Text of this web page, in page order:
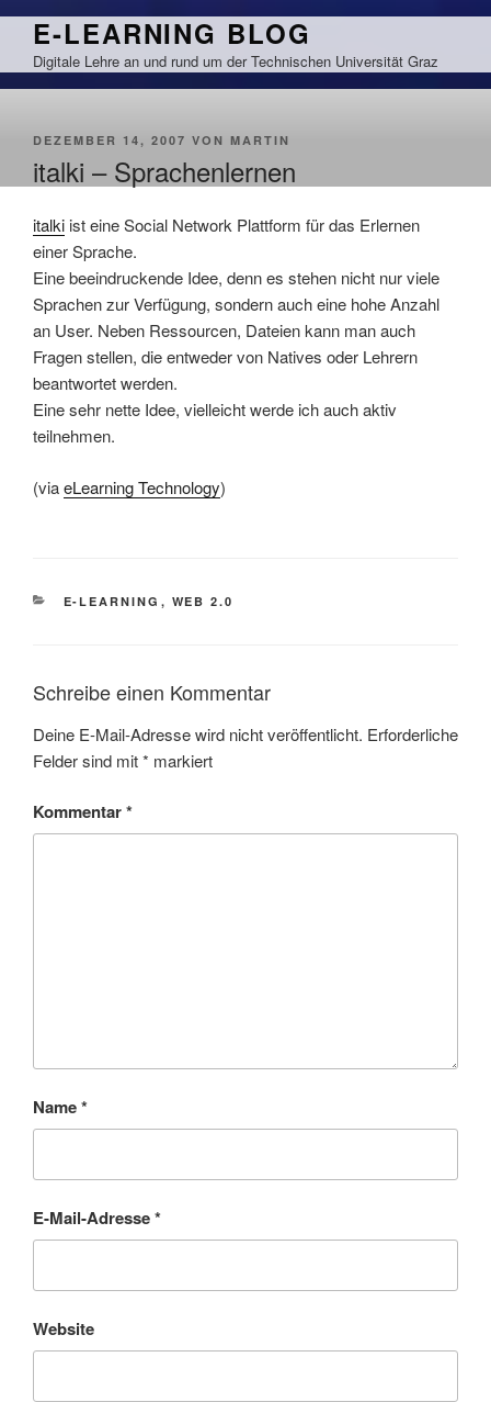
Zum
springen
E-LEARNING BLOG
Digitale Lehre an und rund um der Technischen Universität Graz
VERÖFFENTLICHT
DEZEMBER 14, 2007 VON MARTIN
italki – Sprachenlernen
italki ist eine Social Network Plattform für das Erlernen
einer Sprache.
Eine beeindruckende Idee, denn es stehen nicht nur viele
Sprachen zur Verfügung, sondern auch eine hohe Anzahl
an User. Neben Ressourcen, Dateien kann man auch
Fragen stellen, die entweder von Natives oder Lehrern
beantwortet werden.
Eine sehr nette Idee, vielleicht werde ich auch aktiv
teilnehmen.
(viaeLearning Technology)
KATEGORIEN
E-LEARNING , WEB 2.0
Schreibe einen Kommentar
Deine E-Mail-Adresse wird nicht veröffentlicht. Erforderliche
Felder sind mit* markiert
Kommentar*
Name*
E-Mail-Adresse*
Website